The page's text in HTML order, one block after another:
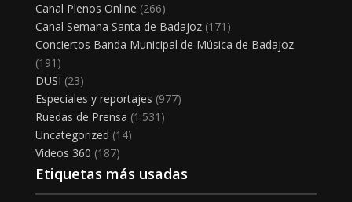
Canal Plenos Online (266)
Canal Semana Santa de Badajoz(171)
Conciertos Banda Municipal de Música de Badajoz
(191)
DUSI (23)
Especiales y reportajes (977)
Ruedas de Prensa (1.531)
Uncategorized (14)
Vídeos 360 (187)
Etiquetas más usadas